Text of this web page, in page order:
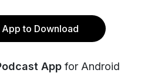
to Download
App for Android